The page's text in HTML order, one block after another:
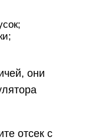
они
отсек с